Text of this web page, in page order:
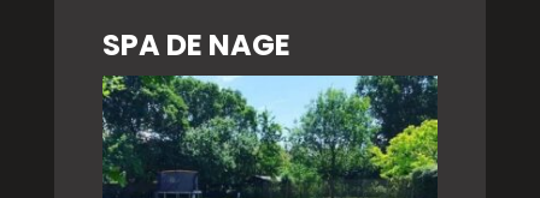
SPA DE NAGE